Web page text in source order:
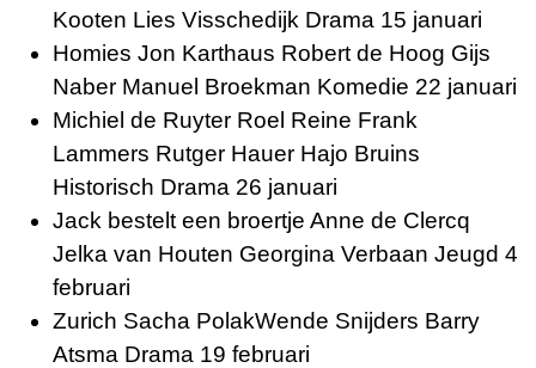
Kooten Lies Visschedijk Drama 15 januari
Homies Jon Karthaus Robert de Hoog Gijs
Naber Manuel Broekman Komedie 22 januari
Michiel de Ruyter Roel Reine Frank
Lammers Rutger Hauer Hajo Bruins
Historisch Drama 26 januari
Jack bestelt een broertje Anne de Clercq
Jelka van Houten Georgina Verbaan Jeugd 4
februari
Zurich Sacha PolakWende Snijders Barry
Atsma Drama 19 februari